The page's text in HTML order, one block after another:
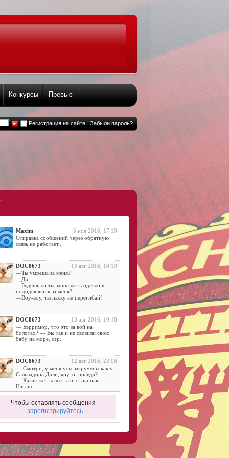
Конкурсы Превью
Регистрация на сайте Забыли пароль?
Maxim
5 ноя 2016, 17:10
Отправка сообщений через обратную
связь не работает...
DOC8673
13 авг 2016, 10:19
—Ты умрешь за меня?
—Да
—Будешь ли ты заправлять одеяло в
пододеяльник за меня?
—Воу-воу, ты палку не перегибай!
DOC8673
13 авг 2016, 10:18
— Бэрримор, что это за вой на
болотах? — Вы так и не свозили свою
бабу на море, сэр.
DOC8673
12 авг 2016, 23:06
— Смотри, у меня усы закручены как у
Сальвадора Дали, круто, правда?
— Какая же ты все-таки странная,
Наташ.
DOC8673
11 авг 2016, 14:42
- Ну, отдалась… И где небо?.. Где
DOC8673
11 авг 2016, 11:52
Чтобы оставлять сообщения -
зарегистрируйтесь